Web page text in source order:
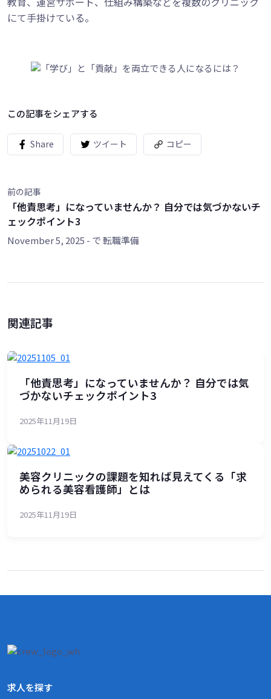
にて手掛けている。
この記事をシェアする
Share ツイート コピー
前の記事
「他責思考」になっていませんか？ 自分では気づかないチ
ェックポイント3
November 5, 2025 - で転職準備
関連記事
「他責思考」になっていませんか？ 自分では気
づかないチェックポイント3
2025年11月19日
美容クリニックの課題を知れば見えてくる「求
められる美容看護師」とは
2025年11月19日
求人を探す